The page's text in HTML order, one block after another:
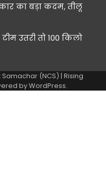
का बड़ा कदम, तीलू
उतरी तो 100 किलो
(NCS) | Rising
byWordPress.